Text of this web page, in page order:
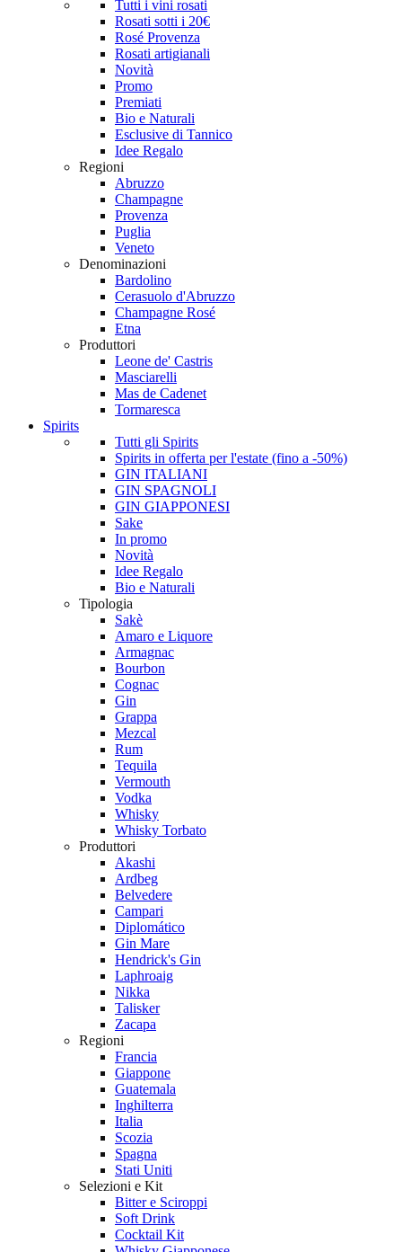
Tutti i vini rosati
Rosati sotti i 20€
Rosé Provenza
Rosati artigianali
Novità
Promo
Premiati
Bio e Naturali
Esclusive di Tannico
Idee Regalo
Regioni
Abruzzo
Champagne
Provenza
Puglia
Veneto
Denominazioni
Bardolino
Cerasuolo d'Abruzzo
Champagne Rosé
Etna
Produttori
Leone de' Castris
Masciarelli
Mas de Cadenet
Tormaresca
Spirits
Tutti gli Spirits
Spirits in offerta per l'estate (fino a -50%)
GIN ITALIANI
GIN SPAGNOLI
GIN GIAPPONESI
Sake
In promo
Novità
Idee Regalo
Bio e Naturali
Tipologia
Sakè
Amaro e Liquore
Armagnac
Bourbon
Cognac
Gin
Grappa
Mezcal
Rum
Tequila
Vermouth
Vodka
Whisky
Whisky Torbato
Produttori
Akashi
Ardbeg
Belvedere
Campari
Diplomático
Gin Mare
Hendrick's Gin
Laphroaig
Nikka
Talisker
Zacapa
Regioni
Francia
Giappone
Guatemala
Inghilterra
Italia
Scozia
Spagna
Stati Uniti
Selezioni e Kit
Bitter e Sciroppi
Soft Drink
Cocktail Kit